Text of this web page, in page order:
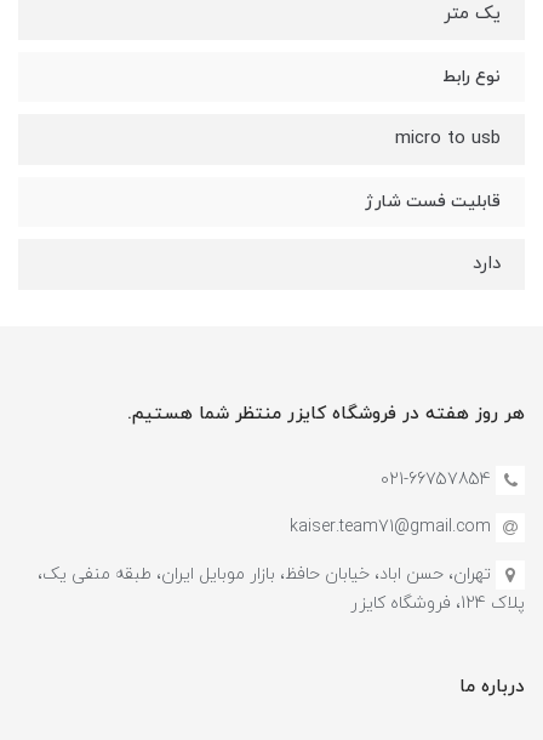
یک متر
نوع رابط
micro to usb
قابلیت فست شارژ
دارد
هر روز هفته در فروشگاه کایزر منتظر شما هستیم.
021-66757854
kaiser.team71@gmail.com
تهران، حسن اباد، خیابان حافظ، بازار موبایل ایران، طبقه منفی یک،
پلاک 124، فروشگاه کایزر
درباره ما